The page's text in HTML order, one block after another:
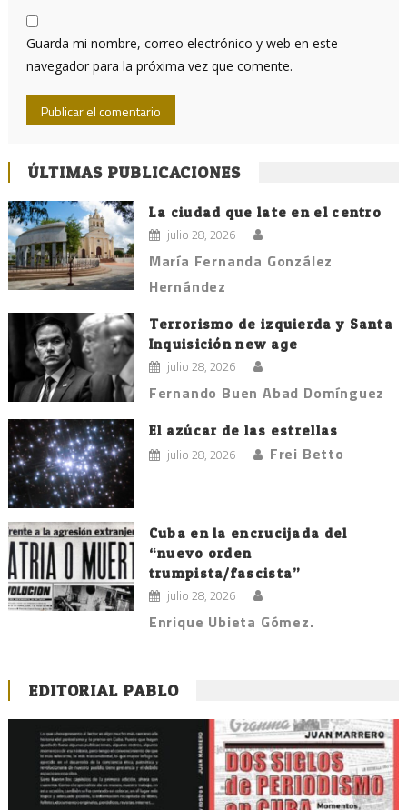
Guarda mi nombre, correo electrónico y web en este
navegador para la próxima vez que comente.
ÚLTIMAS PUBLICACIONES
La ciudad que late en el centro
julio 28, 2026
María Fernanda González
Hernández
Terrorismo de izquierda y Santa
Inquisición new age
julio 28, 2026
Fernando Buen Abad Domínguez
El azúcar de las estrellas
julio 28, 2026 Frei Betto
Cuba en la encrucijada del
“nuevo orden
trumpista/fascista”
julio 28, 2026
Enrique Ubieta Gómez.
EDITORIAL PABLO